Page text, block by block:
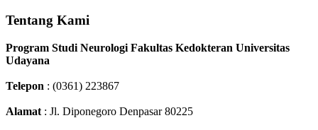
Tentang Kami
Program Studi Neurologi Fakultas Kedokteran Universitas
Udayana
Telepon : (0361) 223867
Alamat : Jl. Diponegoro Denpasar 80225